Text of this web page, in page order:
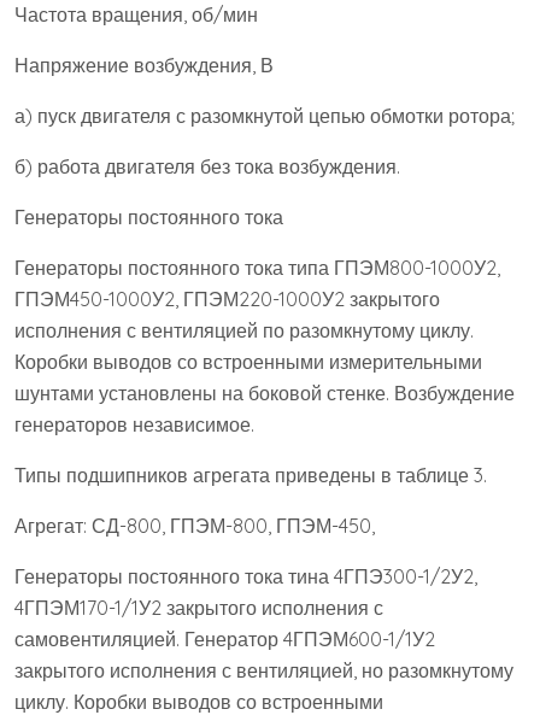
Частота вращения, об/мин
Напряжение возбуждения, В
а) пуск двигателя с разомкнутой цепью обмотки ротора;
б) работа двигателя без тока возбуждения.
Генераторы постоянного тока
Генераторы постоянного тока типа ГПЭМ800-1000У2,
ГПЭМ450-1000У2, ГПЭМ220-1000У2 закрытого
исполнения с вентиляцией по разомкнутому циклу.
Коробки выводов со встроенными измерительными
шунтами установлены на боковой стенке. Возбуждение
генераторов независимое.
Типы подшипников агрегата приведены в таблице 3.
Агрегат: СД-800, ГПЭМ-800, ГПЭМ-450,
Генераторы постоянного тока тина 4ГПЭ300-1/2У2,
4ГПЭМ170-1/1У2 закрытого исполнения с
самовентиляцией. Генератор 4ГПЭМ600-1/1У2
закрытого исполнения с вентиляцией, но разомкнутому
циклу. Коробки выводов со встроенными